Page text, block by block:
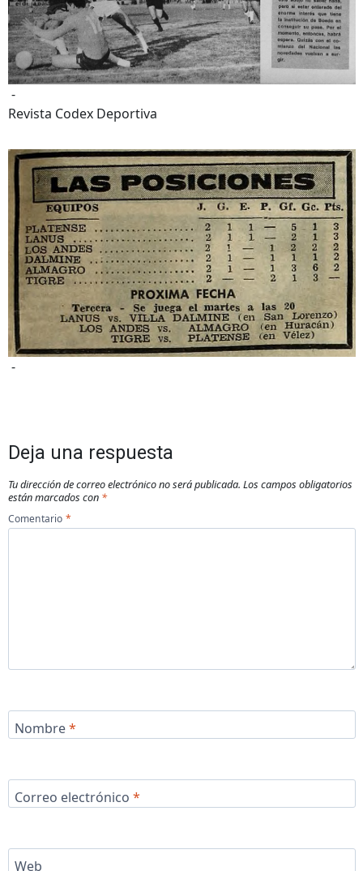
-
Revista Codex Deportiva
-
Deja una respuesta
Tu dirección de correo electrónico no será publicada. Los campos obligatorios
están marcados con *
Comentario *
Nombre*
Correo electrónico *
Web